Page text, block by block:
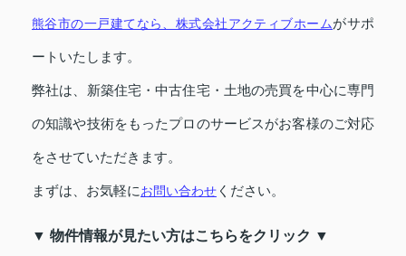
熊谷市の一戸建てなら、株式会社アクティブホームがサポ
ートいたします。
弊社は、新築住宅・中古住宅・土地の売買を中心に専門
の知識や技術をもったプロのサービスがお客様のご対応
をさせていただきます。
まずは、お気軽にお問い合わせ ください。
▼ 物件情報が見たい方はこちらをクリック ▼